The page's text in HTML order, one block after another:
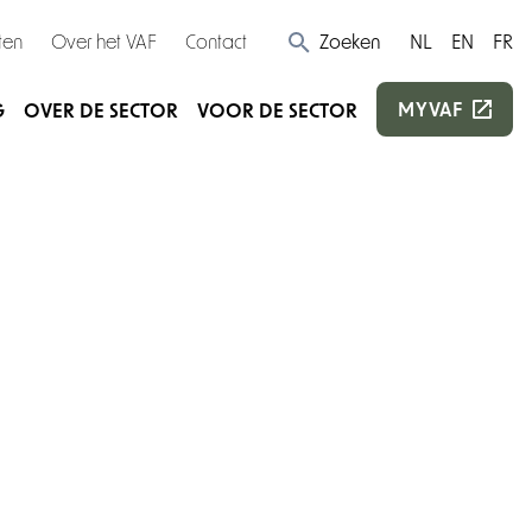
Over het VAF Contact Zoeken NL EN FR
OVER DE SECTOR VOOR DE SECTOR MYVAF